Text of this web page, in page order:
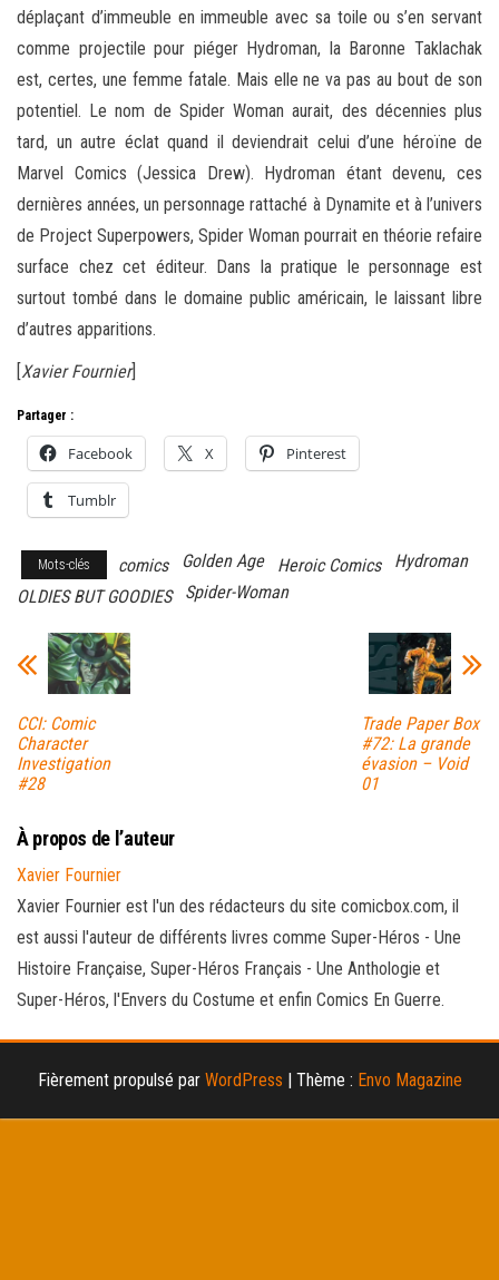
déplaçant d’immeuble en immeuble avec sa toile ou s’en servant
comme projectile pour piéger Hydroman, la Baronne Taklachak
est, certes, une femme fatale. Mais elle ne va pas au bout de son
potentiel. Le nom de Spider Woman aurait, des décennies plus
tard, un autre éclat quand il deviendrait celui d’une héroïne de
Marvel Comics (Jessica Drew). Hydroman étant devenu, ces
dernières années, un personnage rattaché à Dynamite et à l’univers
de Project Superpowers, Spider Woman pourrait en théorie refaire
surface chez cet éditeur. Dans la pratique le personnage est
surtout tombé dans le domaine public américain, le laissant libre
d’autres apparitions.
[Xavier Fournier]
Partager :
Facebook X Pinterest
Tumblr
Mots-clés comics Golden Age Heroic Comics
Hydroman
OLDIES BUT GOODIES
Spider-Woman
CCI: Comic
Character
Investigation
#28
Trade Paper Box
#72: La grande
évasion – Void
01
À propos de l’auteur
Xavier Fournier
Xavier Fournier est l'un des rédacteurs du site comicbox.com, il
est aussi l'auteur de différents livres comme Super-Héros - Une
Histoire Française, Super-Héros Français - Une Anthologie et
Super-Héros, l'Envers du Costume et enfin Comics En Guerre.
Fièrement propulsé par WordPress Thème : Envo Magazine